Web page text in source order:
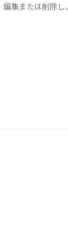
集または削除し、